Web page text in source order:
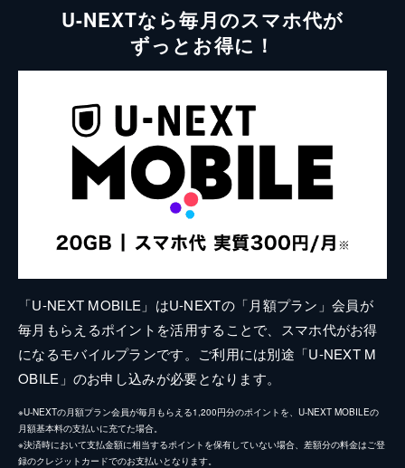
U-NEXTなら毎月のスマホ代が
ずっとお得に！
「U-NEXT MOBILE」はU-NEXTの「月額プラン」会員が
毎月もらえるポイントを活用することで、スマホ代がお得
になるモバイルプランです。ご利用には別途「U-NEXT M
OBILE」のお申し込みが必要となります。
※U-NEXTの月額プラン会員が毎月もらえる1,200円分のポイントを、U-NEXT MOBILEの
月額基本料の支払いに充てた場合。
※決済時において支払金額に相当するポイントを保有していない場合、差額分の料金はご登
録のクレジットカードでのお支払いとなります。